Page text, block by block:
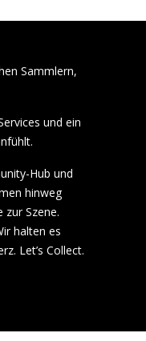
Sammlern,
und ein
Hub und
hinweg
Szene.
halten es
Let’s Collect.